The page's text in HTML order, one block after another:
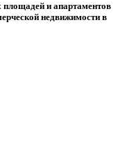
и апартаментов
недвижимости в